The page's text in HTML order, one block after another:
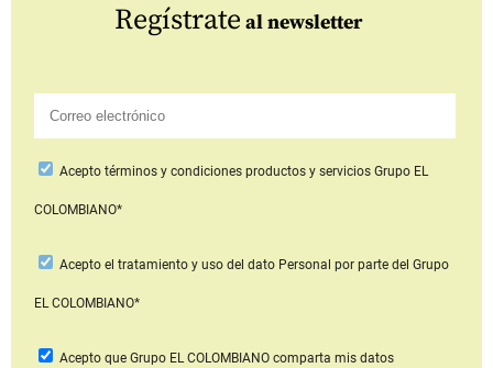
Regístrate al newsletter
Aceptotérminos y condiciones productos y serviciosGrupo EL
COLOMBIANO*
Acepto el tratamiento y uso del dato Personal por parte del Grupo
EL COLOMBIANO*
Acepto que Grupo EL COLOMBIANOcomparta mis datos